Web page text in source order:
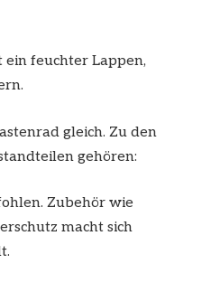
feuchter Lappen,
gleich. Zu den
gehören:
Zubehör wie
macht sich